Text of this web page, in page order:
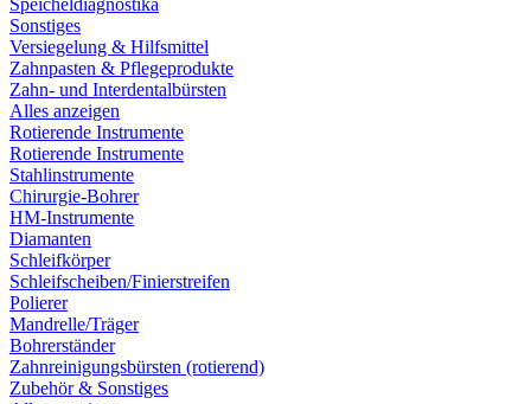
Speicheldiagnostika
Sonstiges
Versiegelung & Hilfsmittel
Zahnpasten & Pflegeprodukte
Zahn- und Interdentalbürsten
Alles anzeigen
Rotierende Instrumente
Rotierende Instrumente
Stahlinstrumente
Chirurgie-Bohrer
HM-Instrumente
Diamanten
Schleifkörper
Schleifscheiben/Finierstreifen
Polierer
Mandrelle/Träger
Bohrerständer
Zahnreinigungsbürsten (rotierend)
Zubehör & Sonstiges